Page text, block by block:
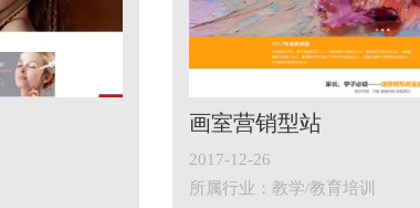
画室营销型站
2017-12-26
所属行业：教学/教育培训